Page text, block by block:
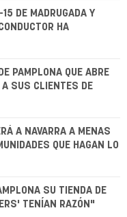
DE MADRUGADA Y
HA
PAMPLONA QUE ABRE
A SUS CLIENTES DE
A NAVARRA A MENAS
QUE HAGAN LO
SU TIENDA DE
TENÍAN RAZÓN"